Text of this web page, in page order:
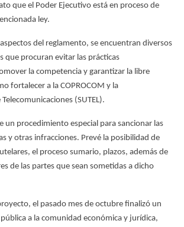
que el Poder Ejecutivo está en proceso de
ley.
del reglamento, se encuentran diversos
que procuran evitar las prácticas
la competencia y garantizar la libre
fortalecer a la COPROCOM y la
(SUTEL).
un procedimiento especial para sancionar las
y otras infracciones. Prevé la posibilidad de
el proceso sumario, plazos, además de
de las partes que sean sometidas a dicho
el pasado mes de octubre finalizó un
a la comunidad económica y jurídica,